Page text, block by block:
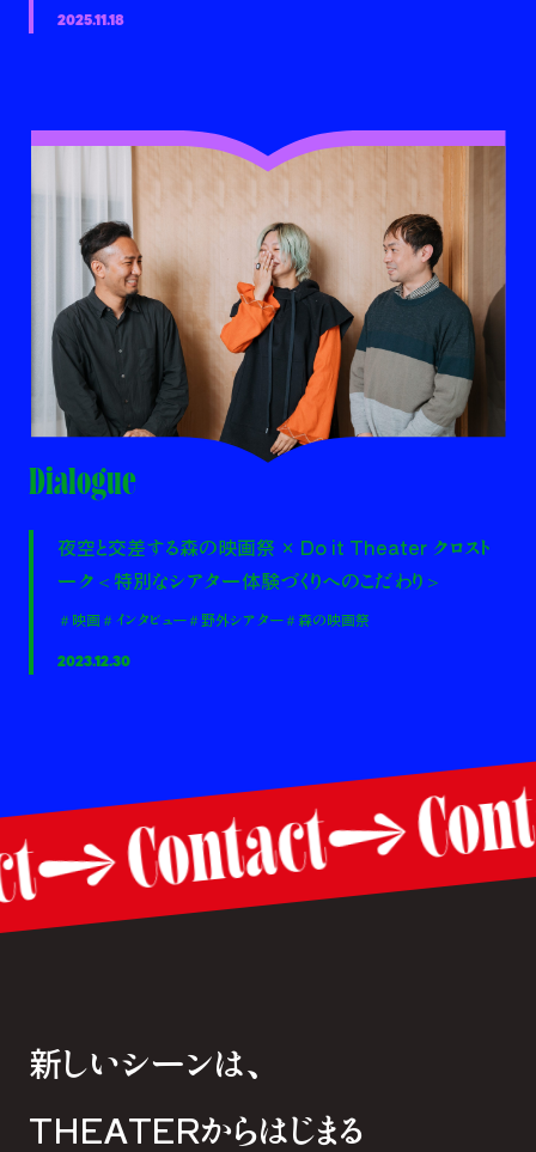
2025.11.18
Dialogue
夜空と交差する森の映画祭 × Do it Theater クロスト
ーク＜特別なシアター体験づくりへのこだわり＞
＃映画＃インタビュー＃野外シアター＃森の映画祭
2023.12.30
Contact
新しいシーンは、
THEATERからはじまる